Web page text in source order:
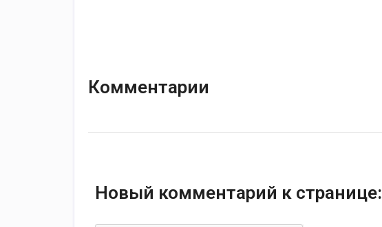
Комментарии
Новый комментарий к странице: